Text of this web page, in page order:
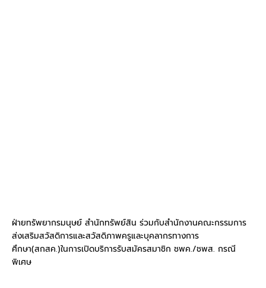
ฝ่ายทรัพยากรมนุษย์ สำนักทรัพย์สิน ร่วมกับสำนักงานคณะกรรมการ
ส่งเสริมสวัสดิการและสวัสดิภาพครูและบุคลากรทางการ
ศึกษา(สกสค.)ในการเปิดบริการรับสมัครสมาชิก ชพค./ชพส. กรณี
พิเศษ